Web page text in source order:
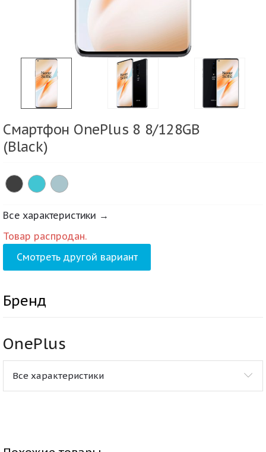
Смартфон OnePlus 8 8/128GB
(Black)
Все характеристики →
Товар распродан.
Смотреть другой вариант
Бренд
OnePlus
Все характеристики